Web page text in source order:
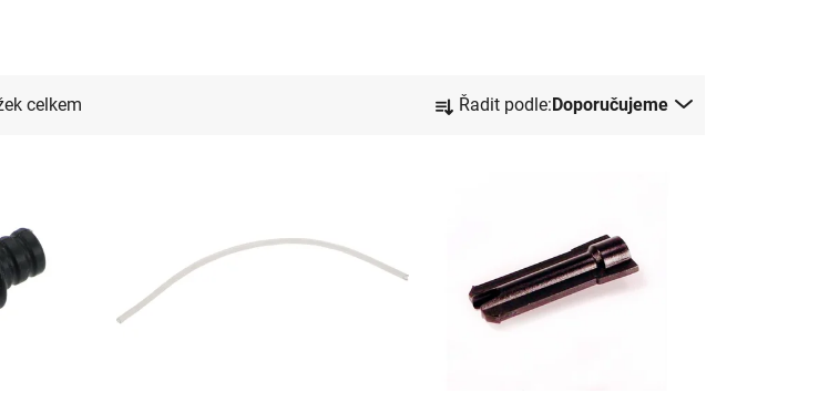
celkem a Řadit podle:Doporučujeme